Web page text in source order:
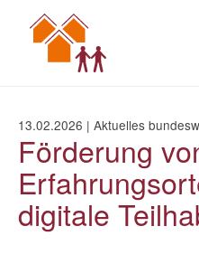
Inhalt
13.02.2026 | Aktuelles
Förderung
digitale